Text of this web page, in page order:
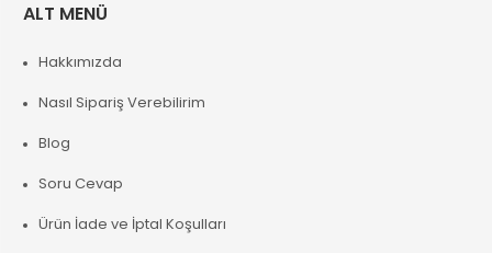
ALT MENÜ
Hakkımızda
Nasıl Sipariş Verebilirim
Blog
Soru Cevap
Ürün İade ve İptal Koşulları